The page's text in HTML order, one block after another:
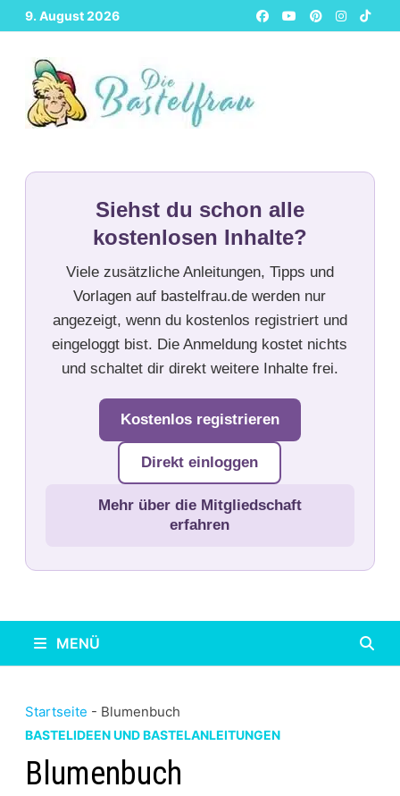
Zurück
zum
Inhalt
9. August 2026
Siehst du schon alle
kostenlosen Inhalte?
Viele zusätzliche Anleitungen, Tipps und
Vorlagen auf bastelfrau.de werden nur
angezeigt, wenn du kostenlos registriert und
eingeloggt bist. Die Anmeldung kostet nichts
und schaltet dir direkt weitere Inhalte frei.
Kostenlos registrieren
Direkt einloggen
Mehr über die Mitgliedschaft
erfahren
MENÜ
Startseite - Blumenbuch
BASTELIDEEN UND BASTELANLEITUNGEN
Blumenbuch